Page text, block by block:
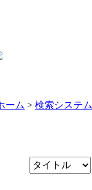
ーム > 検索システム